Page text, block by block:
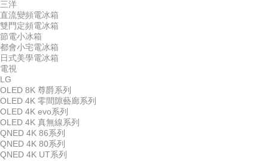
三洋
直流變頻電冰箱
雙門定頻電冰箱
節電小冰箱
都會小宅電冰箱
日式美學電冰箱
電視
LG
OLED 8K 尊爵系列
OLED 4K 零間隙藝廊系列
OLED 4K evo系列
OLED 4K 真無線系列
QNED 4K 86系列
QNED 4K 80系列
QNED 4K UT系列